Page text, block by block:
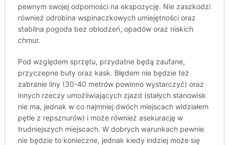
pewnym swojej odporności na ekspozycję. Nie zaszkodzi
również odrobina wspinaczkowych umiejętności oraz
stabilna pogoda bez oblodzeń, opadów oraz niskich
chmur.
Pod względem sprzętu, przydatne będą zaufane,
przyczepne buty oraz kask. Błędem nie będzie też
zabranie liny (30-40 metrów powinno wystarczyć) oraz
innych rzeczy umożliwiających zjazd (stałych stanowisk
nie ma, jednak w co najmniej dwóch miejscach widziałem
pętle z repsznurów) i może również asekurację w
trudniejszych miejscach. W dobrych warunkach pewnie
nie będzie to konieczne, jednak kiedy indziej może się